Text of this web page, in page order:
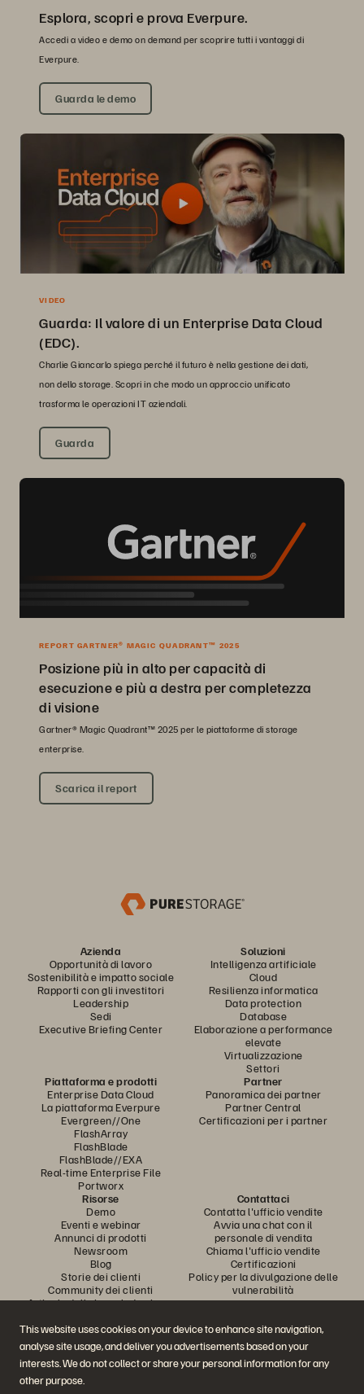
This website uses cookies on your device to enhance site navigation,
analyse site usage, and deliver you advertisements based on your
interests. We do not collect or share your personal information for any
other purpose.
Esplora, scopri e prova Everpure.
Accedi a video e demo on demand per scoprire tutti i vantaggi di
Everpure.
Guarda le demo
VIDEO
Guarda: Il valore di un Enterprise Data Cloud
(EDC).
Charlie Giancarlo spiega perché il futuro è nella gestione dei dati,
non dello storage. Scopri in che modo un approccio unificato
trasforma le operazioni IT aziendali.
Guarda
REPORT GARTNER® MAGIC QUADRANT™ 2025
Posizione più in alto per capacità di
esecuzione e più a destra per completezza
di visione
Gartner® Magic Quadrant™ 2025 per le piattaforme di storage
enterprise.
Scarica il report
Azienda
Opportunità di lavoro
Sostenibilità e impatto sociale
Rapporti con gli investitori
Leadership
Sedi
Executive Briefing Center
Soluzioni
Intelligenza artificiale
Cloud
Resilienza informatica
Data protection
Database
Elaborazione a performance
elevate
Virtualizzazione
Settori
Piattaforma e prodotti
Enterprise Data Cloud
La piattaforma Everpure
Evergreen//One
FlashArray
FlashBlade
FlashBlade//EXA
Real-time Enterprise File
Portworx
Partner
Panoramica dei partner
Partner Central
Certificazioni per i partner
Risorse
Demo
Eventi e webinar
Annunci di prodotti
Newsroom
Blog
Storie dei clienti
Community dei clienti
Articolo della knowledge base
Contattaci
Contatta l'ufficio vendite
Avvia una chat con il
personale di vendita
Chiama l'ufficio vendite
Certificazioni
Policy per la divulgazione delle
vulnerabilità
Partecipa alla conversazione
Segui tutti i canali social ufficiali di Everpure